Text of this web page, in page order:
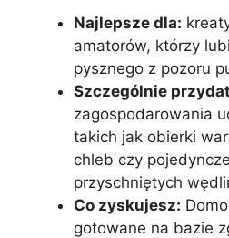
Najlepsze dla:
amatorów, którzy
pysznego z pozoru
Szczególnie
zagospodarowania
takich jak obierki
chleb czy
przyschniętych
Co zyskujesz:
gotowane na bazie